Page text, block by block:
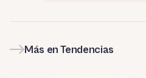
Más en Tendencias